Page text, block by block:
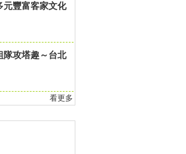
元豐富客家文化
隊攻塔趣～台北
看更多